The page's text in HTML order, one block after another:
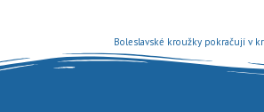
Boleslavské kroužky pokračují v